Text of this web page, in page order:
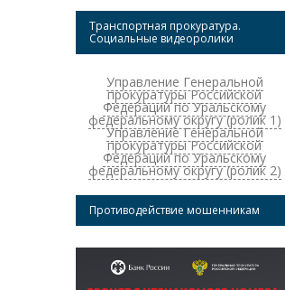
Транспортная прокуратура.
Социальные видеоролики
Управление Генеральной
прокуратуры Российской
Федерации по Уральскому
федеральному округу (ролик 1)
Управление Генеральной
прокуратуры Российской
Федерации по Уральскому
федеральному округу (ролик 2)
Противодействие мошенникам